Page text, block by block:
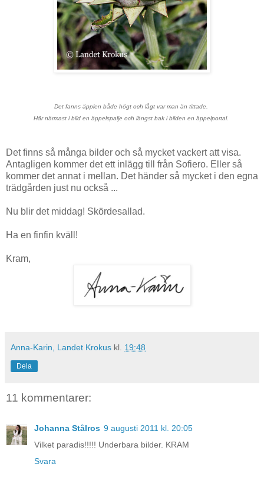
Det fanns äpplen både högt och lågt var man än tittade.
Här närmast i bild en äppelspalje och längst bak i bilden en äppelportal.
Det finns så många bilder och så mycket vackert att visa.
Antagligen kommer det ett inlägg till från Sofiero. Eller så
kommer det annat i mellan. Det händer så mycket i den egna
trädgården just nu också ...
Nu blir det middag! Skördesallad.
Ha en finfin kväll!
Kram,
Anna-Karin, Landet Krokus kl. 19:48
Dela
11 kommentarer:
Johanna Stålros 9 augusti 2011 kl. 20:05
Vilket paradis!!!!! Underbara bilder. KRAM
Svara